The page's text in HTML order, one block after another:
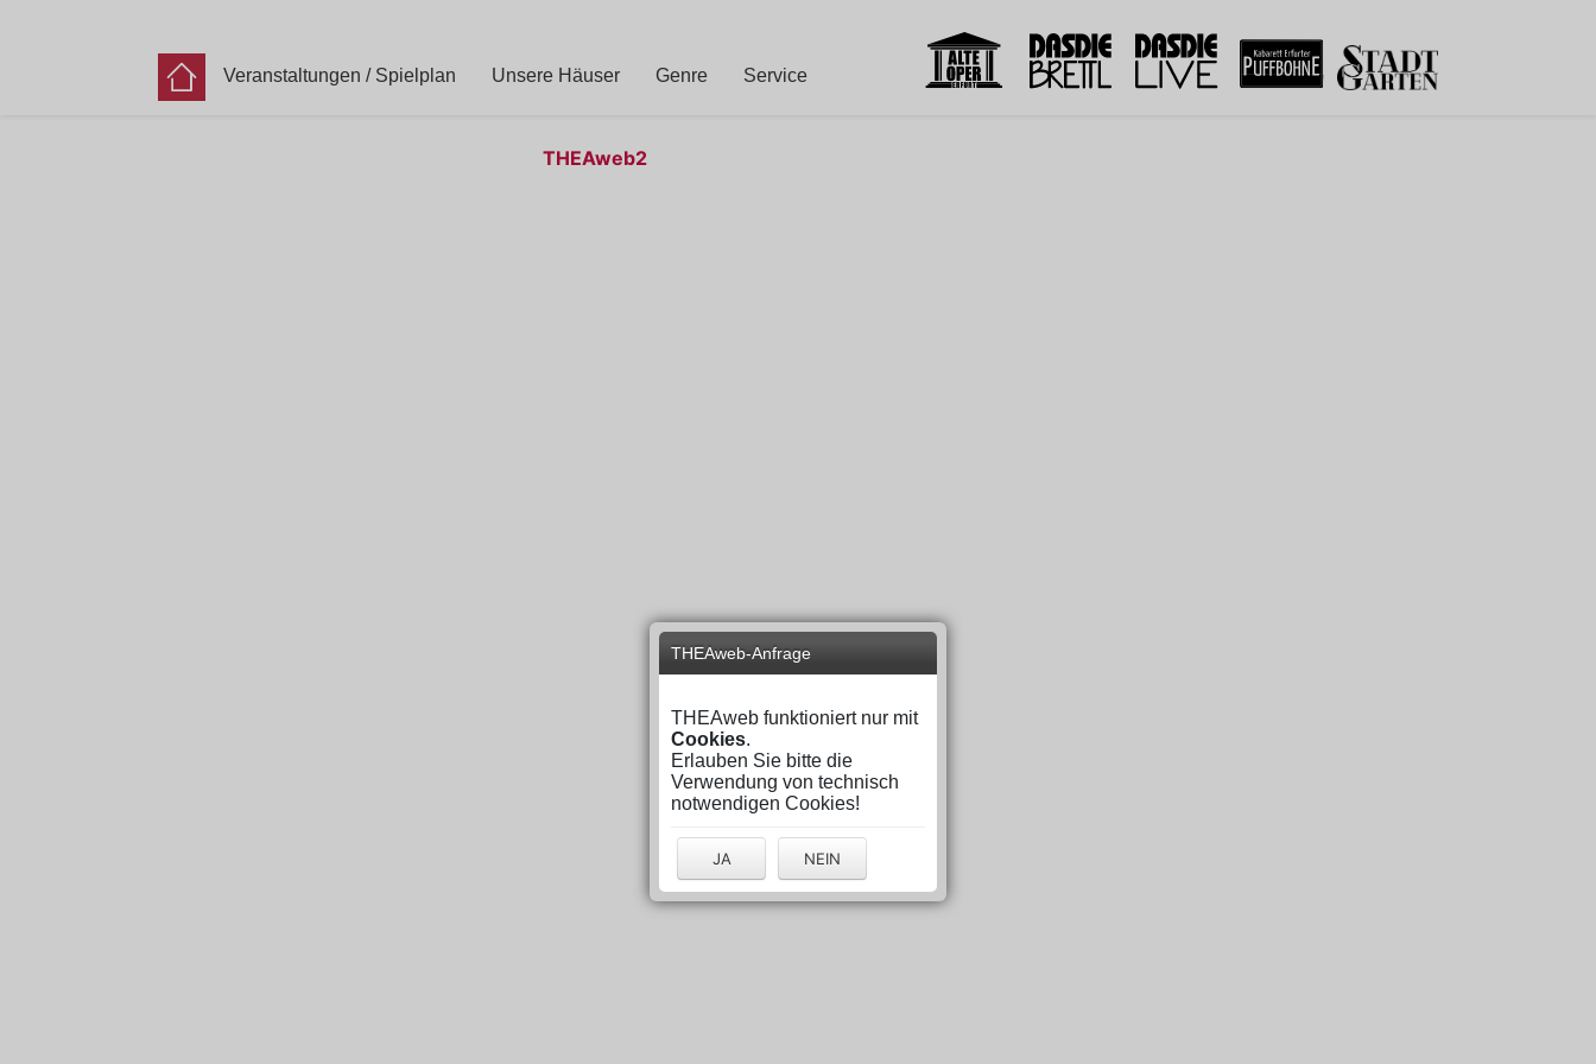
Veranstaltungen / Spielplan Unsere Häuser Genre Service
THEAweb2
THEAweb-Anfrage
THEAweb funktioniert nur mit
Cookies.
Erlauben Sie bitte die
Verwendung von technisch
notwendigen Cookies!
JA NEIN